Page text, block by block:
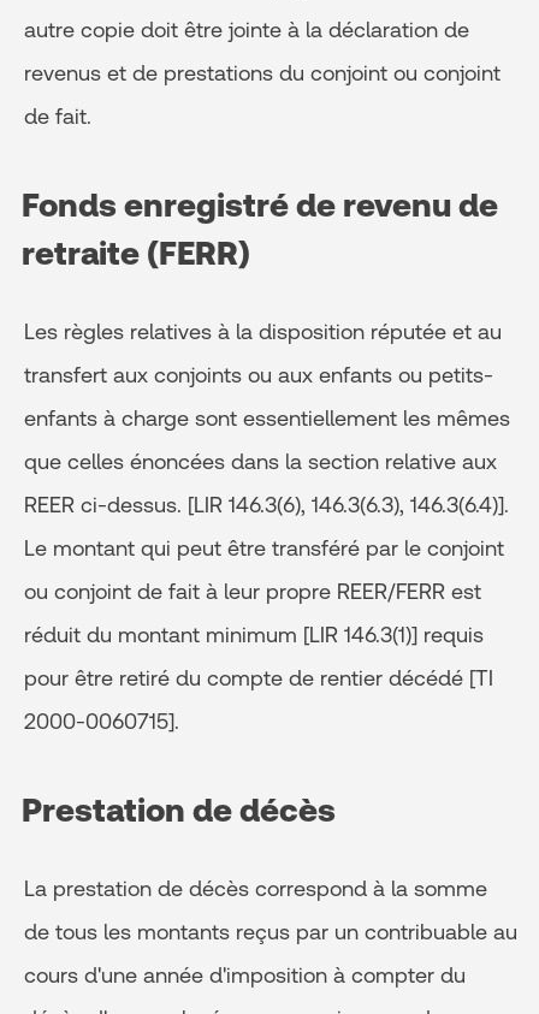
autre copie doit être jointe à la déclaration de
revenus et de prestations du conjoint ou conjoint
de fait.
Fonds enregistré de revenu de
retraite (FERR)
Les règles relatives à la disposition réputée et au
transfert aux conjoints ou aux enfants ou petits-
enfants à charge sont essentiellement les mêmes
que celles énoncées dans la section relative aux
REER ci-dessus. [LIR 146.3(6), 146.3(6.3), 146.3(6.4)].
Le montant qui peut être transféré par le conjoint
ou conjoint de fait à leur propre REER/FERR est
réduit du montant minimum [LIR 146.3(1)] requis
pour être retiré du compte de rentier décédé [TI
2000-0060715].
Prestation de décès
La prestation de décès correspond à la somme
de tous les montants reçus par un contribuable au
cours d'une année d'imposition à compter du